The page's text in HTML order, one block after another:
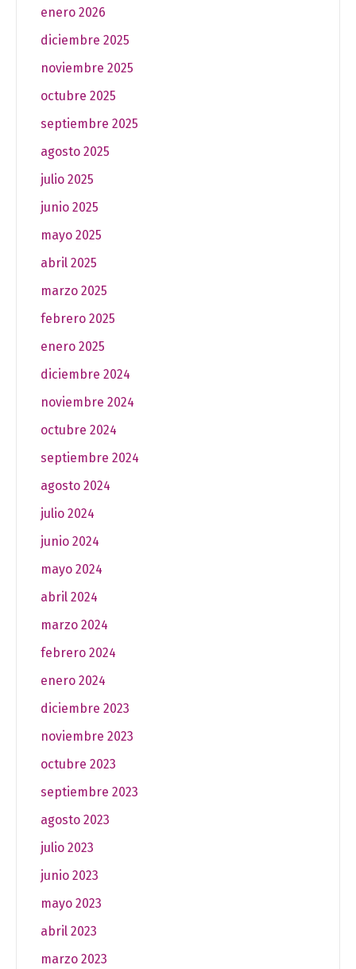
enero 2026
diciembre 2025
noviembre 2025
octubre 2025
septiembre 2025
agosto 2025
julio 2025
junio 2025
mayo 2025
abril 2025
marzo 2025
febrero 2025
enero 2025
diciembre 2024
noviembre 2024
octubre 2024
septiembre 2024
agosto 2024
julio 2024
junio 2024
mayo 2024
abril 2024
marzo 2024
febrero 2024
enero 2024
diciembre 2023
noviembre 2023
octubre 2023
septiembre 2023
agosto 2023
julio 2023
junio 2023
mayo 2023
abril 2023
marzo 2023